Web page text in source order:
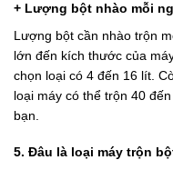
+ Lượng bột nhào mỗi
Lượng bột cần nhào trộn
lớn đến kích thước của
chọn loại có 4 đến 16 lít.
loại máy có thể trộn 40
bạn.
5. Đâu là loại máy trộn